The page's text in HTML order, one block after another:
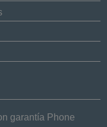
garantía Phone